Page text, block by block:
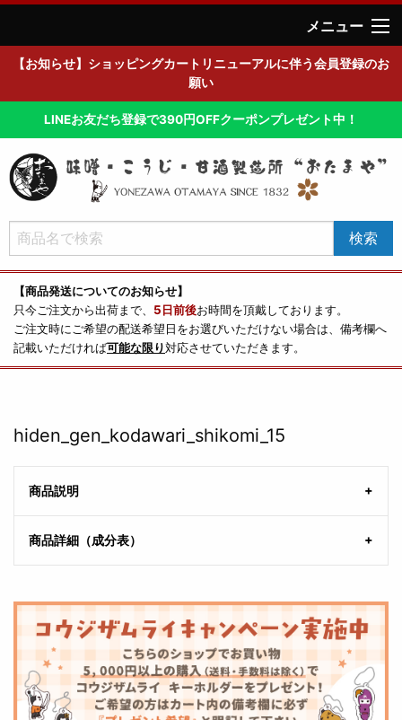
メニュー
【お知らせ】ショッピングカートリニューアルに伴う会員登録のお
願い
LINEお友だち登録で390円OFFクーポンプレゼント中！
【商品発送についてのお知らせ】
只今ご注文から出荷まで、 5日前後お時間を頂戴しております。
ご注文時にご希望の配送希望日をお選びいただけない場合は、備考欄へ
記載いただければ可能な限り対応させていただきます。
hiden_gen_kodawari_shikomi_15
商品説明
商品詳細（成分表）